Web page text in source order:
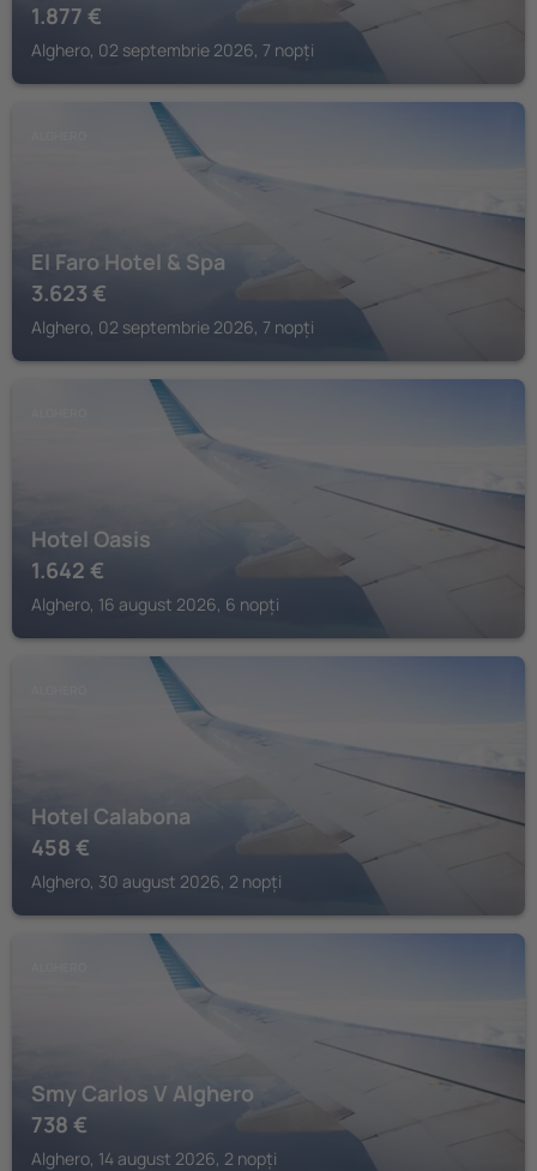
1.877 €
Alghero, 02 septembrie 2026, 7 nopți
El Faro Hotel & Spa
3.623 €
Alghero, 02 septembrie 2026, 7 nopți
Hotel Oasis
1.642 €
Alghero, 16 august 2026, 6 nopți
Hotel Calabona
458 €
Alghero, 30 august 2026, 2 nopți
Smy Carlos V Alghero
738 €
Alghero, 14 august 2026, 2 nopți